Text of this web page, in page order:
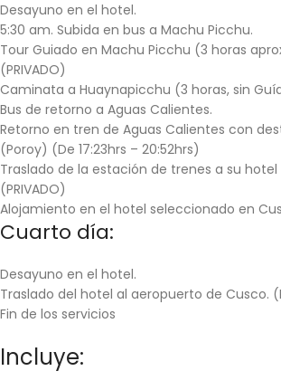
Desayuno en el hotel.
5:30 am. Subida en bus a Machu Picchu.
Tour Guiado en Machu Picchu (3 horas
(PRIVADO)
Caminata a Huaynapicchu (3 horas, sin
Bus de retorno a Aguas Calientes.
Retorno en tren de Aguas Calientes con
(Poroy) (De 17:23hrs – 20:52hrs)
Traslado de la estación de trenes a su hotel
(PRIVADO)
Alojamiento en el hotel seleccionado en
Cuarto día:
Desayuno en el hotel.
Traslado del hotel al aeropuerto de Cusco.
Fin de los servicios
Incluye: